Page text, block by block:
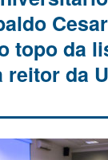
Cesar
topo da
da